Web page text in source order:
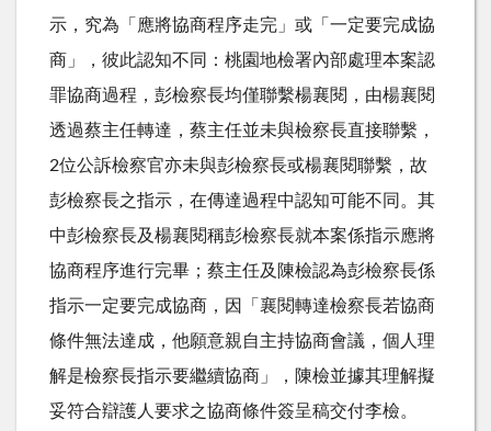
示，究為「應將協商程序走完」或「一定要完成協
商」，彼此認知不同：桃園地檢署內部處理本案認
罪協商過程，彭檢察長均僅聯繫楊襄閱，由楊襄閱
透過蔡主任轉達，蔡主任並未與檢察長直接聯繫，
2位公訴檢察官亦未與彭檢察長或楊襄閱聯繫，故
彭檢察長之指示，在傳達過程中認知可能不同。其
中彭檢察長及楊襄閱稱彭檢察長就本案係指示應將
協商程序進行完畢；蔡主任及陳檢認為彭檢察長係
指示一定要完成協商，因「襄閱轉達檢察長若協商
條件無法達成，他願意親自主持協商會議，個人理
解是檢察長指示要繼續協商」，陳檢並據其理解擬
妥符合辯護人要求之協商條件簽呈稿交付李檢。